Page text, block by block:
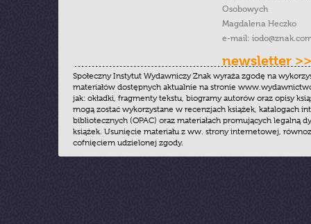
Osobowych
Magdalena Heczko
e-mail:
newsletter >>
Społeczny Instytut Wydawniczy Znak wyraża zgodę na
materiałów dostępnych aktualnie na stronie
jak: okładki, fragmenty tekstu, biogramy autorów oraz opisy
mogą zostać wykorzystane w recenzjach książek, katalogach
bibliotecznych (OPAC) oraz materiałach promujących legalną
książek. Usunięcie materiału z ww. strony internetowej,
cofnięciem udzielonej zgody.